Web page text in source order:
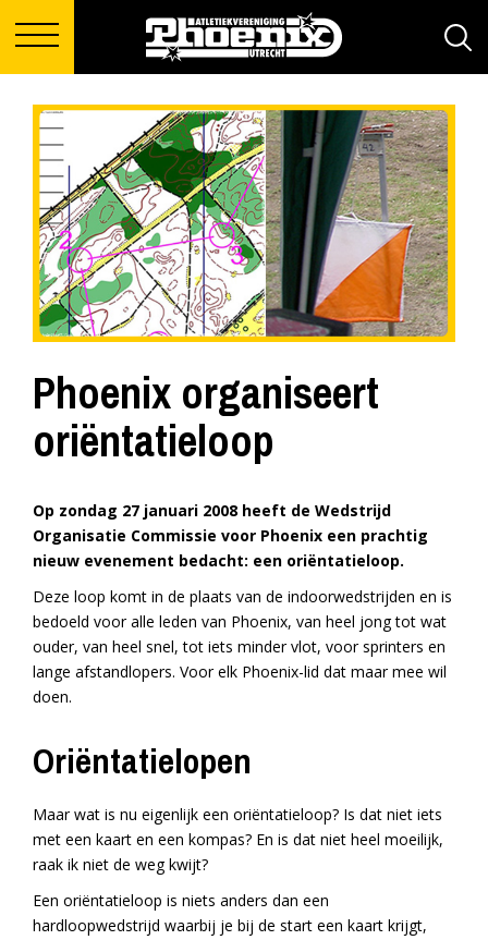
Phoenix organiseert
oriëntatieloop
Op zondag 27 januari 2008 heeft de Wedstrijd
Organisatie Commissie voor Phoenix een prachtig
nieuw evenement bedacht: een oriëntatieloop.
Deze loop komt in de plaats van de indoorwedstrijden en is
bedoeld voor alle leden van Phoenix, van heel jong tot wat
ouder, van heel snel, tot iets minder vlot, voor sprinters en
lange afstandlopers. Voor elk Phoenix-lid dat maar mee wil
doen.
Oriëntatielopen
Maar wat is nu eigenlijk een oriëntatieloop? Is dat niet iets
met een kaart en een kompas? En is dat niet heel moeilijk,
raak ik niet de weg kwijt?
Een oriëntatieloop is niets anders dan een
hardloopwedstrijd waarbij je bij de start een kaart krijgt,